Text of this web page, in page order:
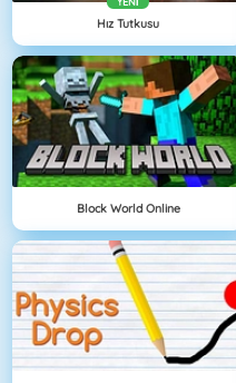
Hız Tutkusu
Block World Online